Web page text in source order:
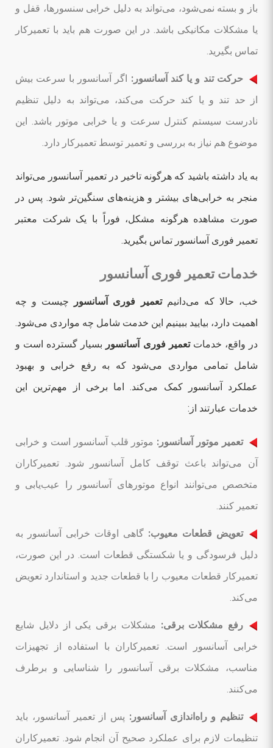
باز و بسته نمی‌شود، می‌تواند به دلیل خرابی سنسورها، قفل و
یا مشکلات مکانیکی باشد. در این صورت هم باید با تعمیرکار
تماس بگیرید.
حرکت تند و یا کند آسانسور: اگر آسانسور با سرعت بیش
از حد تند و یا کند حرکت می‌کند، می‌تواند به دلیل تنظیم
نادرست سیستم کنترل سرعت و یا خرابی موتور باشد. این
موضوع هم نیاز به بررسی و تعمیر توسط تعمیرکار دارد.
به یاد داشته باشید که هرگونه تاخیر در تعمیر آسانسور می‌تواند
منجر به خرابی‌های بیشتر و هزینه‌های سنگین‌تر شود. پس در
صورت مشاهده هرگونه مشکل، فوراً با یک شرکت معتبر
تعمیر فوری آسانسور تماس بگیرید.
خدمات تعمیر فوری آسانسور
خب، حالا که می‌دانیمتعمیر فوری آسانسور
چیست و چه
اهمیت دارد، بیایید ببینیم این خدمت شامل چه مواردی می‌شود.
در واقع، خدماتتعمیر فوری آسانسور بسیار گسترده است و
شامل تمامی مواردی می‌شود که به رفع خرابی و بهبود
عملکرد آسانسور کمک می‌کند. اما برخی از مهم‌ترین این
خدمات عبارتند از:
تعمیر موتور آسانسور: موتور قلب آسانسور است و خرابی
آن می‌تواند باعث توقف کامل آسانسور شود. تعمیرکاران
متخصص می‌توانند انواع موتورهای آسانسور را عیب‌یابی و
تعمیر کنند.
تعویض قطعات معیوب: گاهی اوقات خرابی آسانسور به
دلیل فرسودگی و یا شکستگی قطعات است. در این صورت،
تعمیرکار قطعات معیوب را با قطعات جدید و استاندارد تعویض
می‌کند.
رفع مشکلات برقی: مشکلات برقی یکی از دلایل شایع
خرابی آسانسور است. تعمیرکاران با استفاده از تجهیزات
مناسب، مشکلات برقی آسانسور را شناسایی و برطرف
می‌کنند.
تنظیم و راه‌اندازی آسانسور: پس از تعمیر آسانسور، باید
تنظیمات لازم برای عملکرد صحیح آن انجام شود. تعمیرکاران